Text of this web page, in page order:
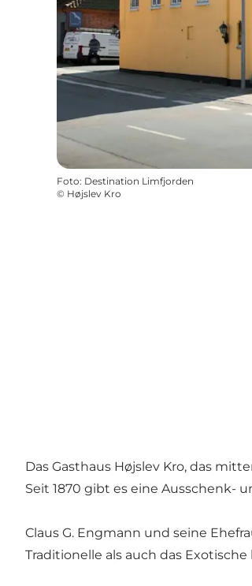
Foto: Destination Limfjorden
© Højslev Kro
Das Gasthaus Højslev Kro, das
Seit 1870 gibt es eine Ausschenk-
Claus G. Engmann und seine
Traditionelle als auch das